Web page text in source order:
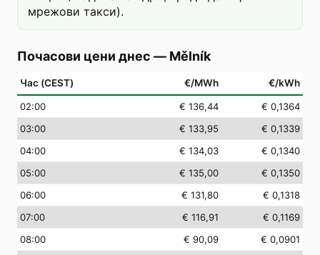
мрежови такси).
Почасови цени днес — Mělník
Час (CEST) €/MWh €/kWh
02:00 € 136,44
€ 0,1364
03:00 € 133,95
€ 0,1339
04:00 € 134,03
€ 0,1340
05:00 € 135,00
€ 0,1350
06:00 € 131,80
€ 0,1318
07:00 € 116,91
€ 0,1169
08:00 € 90,09
€ 0,0901